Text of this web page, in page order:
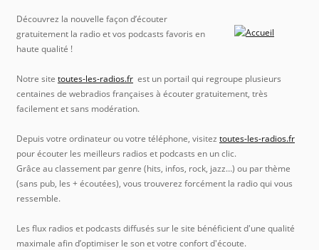
Découvrez la nouvelle façon d’écouter
gratuitement la radio et vos podcasts favoris en
haute qualité !
Notre site toutes-les-radios.fr est un portail qui regroupe plusieurs
centaines de webradios françaises à écouter gratuitement, très
facilement et sans modération.
Depuis votre ordinateur ou votre téléphone, visitez toutes-les-radios.fr
pour écouter les meilleurs radios et podcasts en un clic.
Grâce au classement par genre (hits, infos, rock, jazz…) ou par thème
(sans pub, les + écoutées), vous trouverez forcément la radio qui vous
ressemble.
Les flux radios et podcasts diffusés sur le site bénéficient d'une qualité
maximale afin d’optimiser le son et votre confort d'écoute.